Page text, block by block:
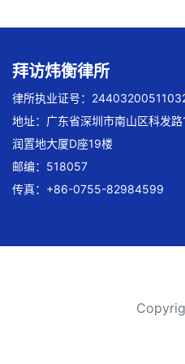
拜访炜衡律所
律所执业证号：
地址：广东省深圳市南山区科发
润置地大厦D座19楼
邮编：518057
传真：+86-0755-82984599